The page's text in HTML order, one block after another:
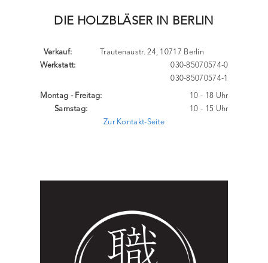
DIE HOLZBLÄSER IN BERLIN
Trautenaustr. 24, 10717 Berlin
Verkauf:
Werkstatt:
030-85070574-0
030-85070574-1
Montag - Freitag:
Samstag:
10 - 18 Uhr
10 - 15 Uhr
Zur Kontakt-Seite